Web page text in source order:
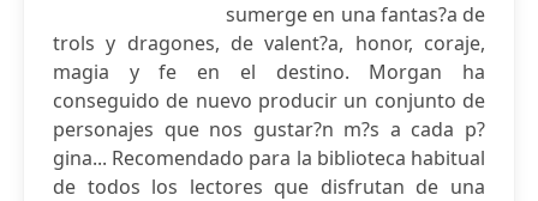
sumerge en una fantas?a de
trols y dragones, de valent?a, honor, coraje,
magia y fe en el destino. Morgan ha
conseguido de nuevo producir un conjunto de
personajes que nos gustar?n m?s a cada p?
gina... Recomendado para la biblioteca habitual
de todos los lectores que disfrutan de una